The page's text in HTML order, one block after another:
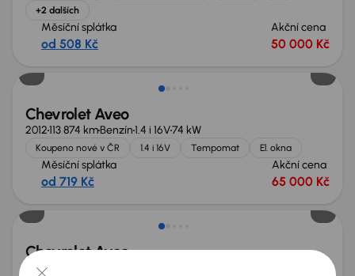
+2 dalších
Měsíční splátka
od 508 Kč
Akční cena
50 000 Kč
Chevrolet Aveo
2012113 874 kmBenzín1.4 i 16V74 kW
Koupeno nové v ČR 1.4 i 16V Tempomat El. okna
Měsíční splátka
od 719 Kč
Akční cena
65 000 Kč
Chevrolet Aveo
2010